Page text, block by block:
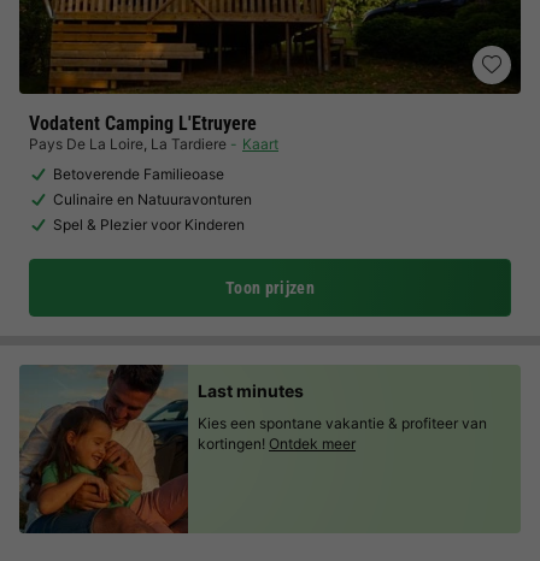
Vodatent Camping L'Etruyere
Pays De La Loire, La Tardiere
Kaart
Betoverende Familieoase
Culinaire en Natuuravonturen
Spel & Plezier voor Kinderen
Toon prijzen
Last minutes
Kies een spontane vakantie & profiteer van
kortingen! Ontdek meer